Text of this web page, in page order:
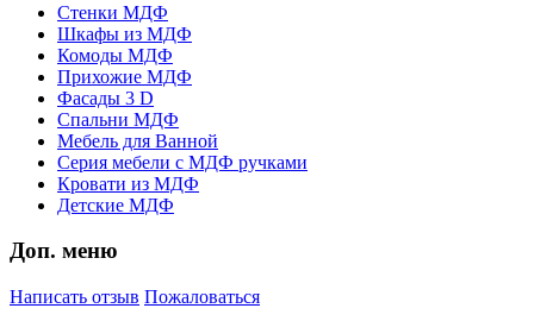
Стенки МДФ
Шкафы из МДФ
Комоды МДФ
Прихожие МДФ
Фасады 3 D
Спальни МДФ
Мебель для Ванной
Серия мебели с МДФ ручками
Кровати из МДФ
Детские МДФ
Доп. меню
Написать отзыв Пожаловаться